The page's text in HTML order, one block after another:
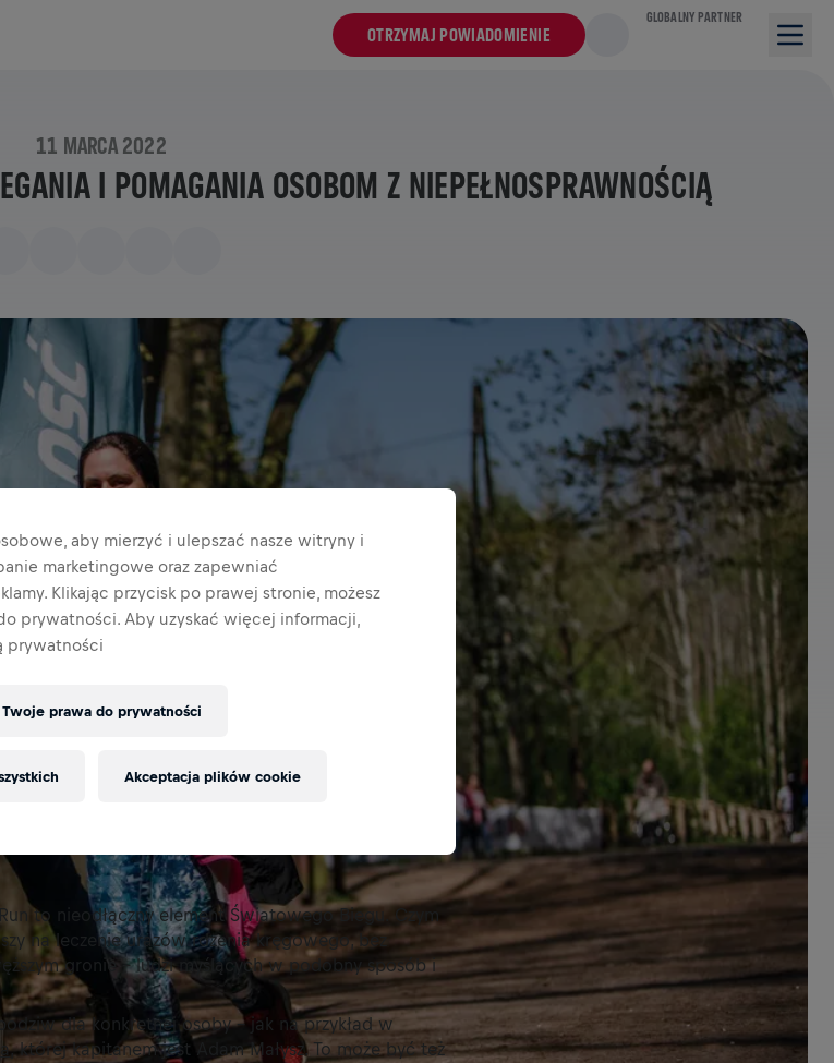
OTRZYMAJ POWIADOMIENIE
GLOBALNY PARTNER
11 MARCA 2022
I POMAGANIA OSOBOM Z NIEPEŁNOSPRAWNOŚCIĄ
to nieodłączny element Światowego Biegu. Czym
na leczenie urazów rdzenia kręgowego, bez
gronie – ludzi myślących w podobny sposób i
dla konkretnej osoby – jak na przykład w
której kapitanem jest Adam Małysz. To może być też
aby mierzyć i ulepszać nasze witryny i
marketingowe oraz zapewniać
Klikając przycisk po prawej stronie, możesz
prywatności. Aby uzyskać więcej informacji,
prywatności
Twoje prawa do prywatności
Akceptacja plików cookie